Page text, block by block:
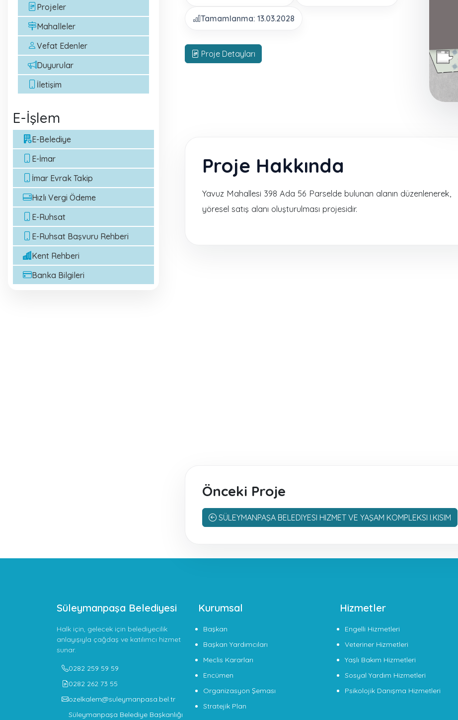
Projeler
Mahalleler
Vefat Edenler
Duyurular
İletişim
E-İşlem
E-Belediye
E-İmar
İmar Evrak Takip
Hızlı Vergi Ödeme
E-Ruhsat
E-Ruhsat Başvuru Rehberi
Kent Rehberi
Banka Bilgileri
Tamamlanma: 13.03.2028
Proje Detayları
Proje Hakkında
Yavuz Mahallesi 398 Ada 56 Parselde bulunan alanın düzenlenerek,
yöresel satış alanı oluşturulması projesidir.
Önceki Proje
SÜLEYMANPAŞA BELEDIYESI HIZMET VE YAŞAM KOMPLEKSI I.KISIM
Süleymanpaşa Belediyesi
Halk için, gelecek için belediyecilik
anlayışıyla çağdaş ve katılımcı hizmet
sunar.
0282 259 59 59
0282 262 73 55
ozelkalem@suleymanpasa.bel.tr
Süleymanpaşa Belediye Başkanlığı
Kurumsal
Başkan
Başkan Yardımcıları
Meclis Kararları
Encümen
Organizasyon Şeması
Stratejik Plan
Hizmetler
Engelli Hizmetleri
Veteriner Hizmetleri
Yaşlı Bakım Hizmetleri
Sosyal Yardım Hizmetleri
Psikolojik Danışma Hizmetleri